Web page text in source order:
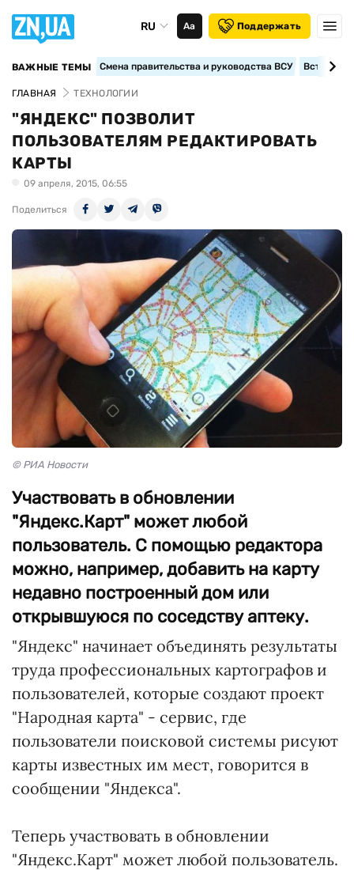
RU Аа Поддержать
ВАЖНЫЕ ТЕМЫ Смена правительства и руководства ВСУ
ГЛАВНАЯ ТЕХНОЛОГИИ
"ЯНДЕКС" ПОЗВОЛИТ
ПОЛЬЗОВАТЕЛЯМ РЕДАКТИРОВАТЬ
КАРТЫ
09 апреля, 2015, 06:55
Поделиться
© РИА Новости
Участвовать в обновлении
"Яндекс.Карт" может любой
пользователь. С помощью редактора
можно, например, добавить на карту
недавно построенный дом или
открывшуюся по соседству аптеку.
"Яндекс" начинает объединять результаты
труда профессиональных картографов и
пользователей, которые создают проект
"Народная карта" - сервис, где
пользователи поисковой системы рисуют
карты известных им мест, говорится в
сообщении "Яндекса".
Теперь участвовать в обновлении
"Яндекс.Карт" может любой пользователь.